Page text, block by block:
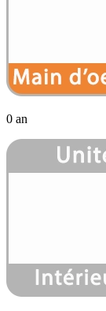
0 an